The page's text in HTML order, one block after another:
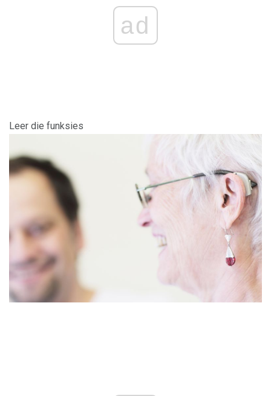
ad
Leer die funksies